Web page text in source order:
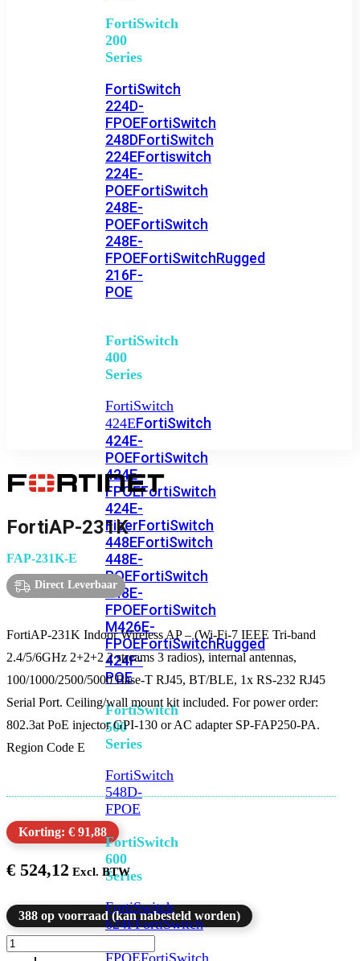
FortiSwitch
200
Series
FortiSwitch
224D-
FPOEFortiSwitch
248DFortiSwitch
224EFortiswitch
224E-
POEFortiSwitch
248E-
POEFortiSwitch
248E-
FPOEFortiSwitchRugged
216F-
POE
FortiSwitch
400
Series
FortiSwitch
424EFortiSwitch
424E-
POEFortiSwitch
424E-
FPOEFortiSwitch
424E-
FiberFortiSwitch
448EFortiSwitch
448E-
POEFortiSwitch
448E-
FPOEFortiSwitch
M426E-
FPOEFortiSwitchRugged
424F-
POE
FortiSwitch
500
Series
FortiSwitch
548D-
FPOE
FortiSwitch
600
Series
FortiSwitch
624FFortiSwitch
624F-
FPOEFortiSwitch
FortiAP-231K
FAP-231K-E
Direct Leverbaar
FortiAP-231K Indoor Wireless AP – (Wi-Fi-7 IEEE Tri-band
2.4/5/6GHz 2+2+2 2 streams 3 radios), internal antennas,
100/1000/2500/5000 Base-T RJ45, BT/BLE, 1x RS-232 RJ45
Serial Port. Ceiling/wall mount kit included. For power order:
802.3at PoE injector GPI-130 or AC adapter SP-FAP250-PA.
Region Code E
Korting: € 91,88
€ 524,12
388 op voorraad (kan nabesteld worden)
FortiAP-
231K